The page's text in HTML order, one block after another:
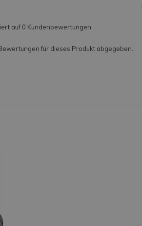
auf 0 Kundenbewertungen
für dieses Produkt abgegeben..